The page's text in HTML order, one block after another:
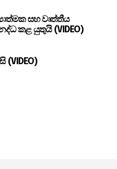
සහ වෘත්තීය
කළ යුතුයි (VIDEO)
(VIDEO)